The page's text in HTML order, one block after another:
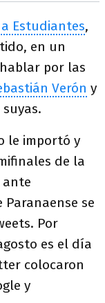
Estudiantes,
en un
por las
Verón y
le importó y
de la
ante
se
Por
es el día
colocaron
y